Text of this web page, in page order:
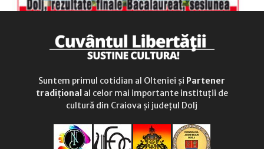
Suntem primul cotidian al Olteniei și Partener
tradițional al celor mai importante instituții de
cultură din Craiova și județul Dolj